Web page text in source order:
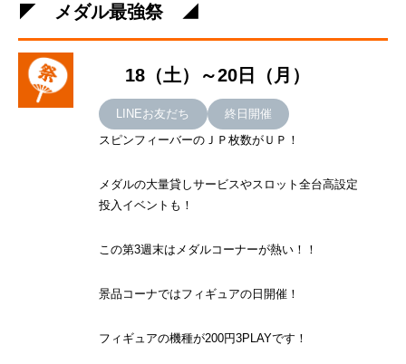
◤ メダル最強祭 ◢
18（土）～20日（月）
LINEお友だち
終日開催
スピンフィーバーのＪＰ枚数がＵＰ！
メダルの大量貸しサービスやスロット全台高設定
投入イベントも！
この第3週末はメダルコーナーが熱い！！
景品コーナではフィギュアの日開催！
フィギュアの機種が200円3PLAYです！